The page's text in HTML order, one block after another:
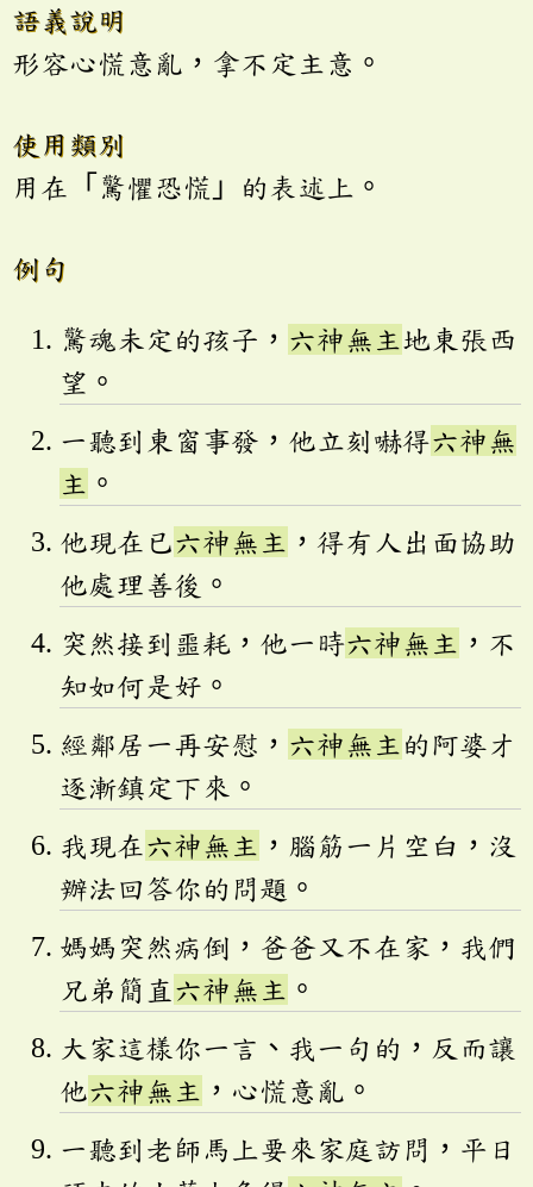
語義說明
形容心慌意亂，拿不定主意。
使用類別
用在「驚懼恐慌」的表述上。
例句
驚魂未定的孩子， 六神無主地東張西
望。
一聽到東窗事發，他立刻嚇得六神無
主 。
他現在已六神無主 ，得有人出面協助
他處理善後。
突然接到噩耗，他一時六神無主 ，不
知如何是好。
經鄰居一再安慰， 六神無主 的阿婆才
逐漸鎮定下來。
我現在 六神無主 ，腦筋一片空白，沒
辦法回答你的問題。
媽媽突然病倒，爸爸又不在家，我們
兄弟簡直 六神無主 。
大家這樣你一言、我一句的，反而讓
他六神無主 ，心慌意亂。
一聽到老師馬上要來家庭訪問，平日